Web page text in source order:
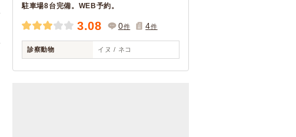
駐車場8台完備。WEB予約。
3.08 0件 4件
診察動物 イヌ / ネコ